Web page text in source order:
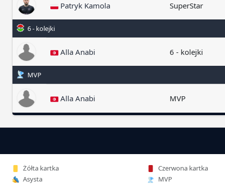
Patryk Kamola SuperStar
6 - kolejki
Alla Anabi 6 - kolejki
MVP
Alla Anabi MVP
Żółta kartka
Czerwona kartka
Asysta
MVP